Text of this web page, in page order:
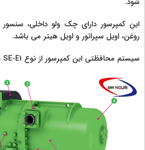
این کمپرسور دارای چک ولو داخلی، سنسور
روغن، اویل سپراتور و اویل هیتر می باشد.
سیستم محافظتی این کمپرسور از نوع SE-E1 یا SE-E3 می باشد.